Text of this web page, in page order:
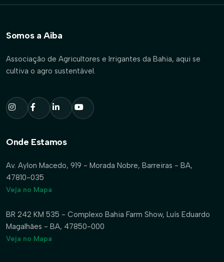
Somos a Aiba
Associação de Agricultores e Irrigantes da Bahia, aqui se
cultiva o agro sustentável.
Onde Estamos
Av. Aylon Macedo, 919 - Morada Nobre, Barreiras - BA,
47810-035
Veja no Mapa
BR 242 KM 535 - Complexo Bahia Farm Show, Luís Eduardo
Magalhães - BA, 47850-000
Veja no Mapa